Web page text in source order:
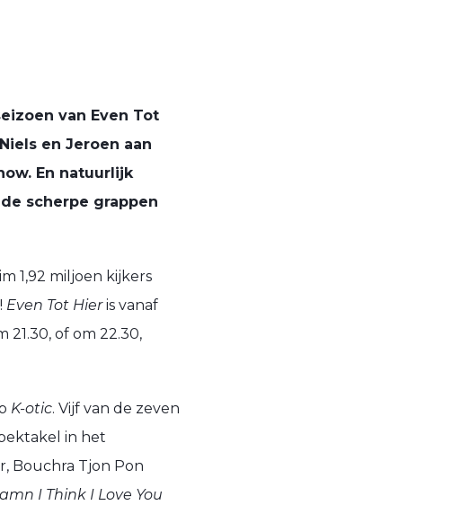
van Even Tot
en Jeroen aan
En natuurlijk
scherpe grappen
1,92 miljoen kijkers
Even Tot Hieris vanaf
of om 22.30,
K-otic. Vijf van de zeven
in het
Bouchra Tjon Pon
I Think I Love You